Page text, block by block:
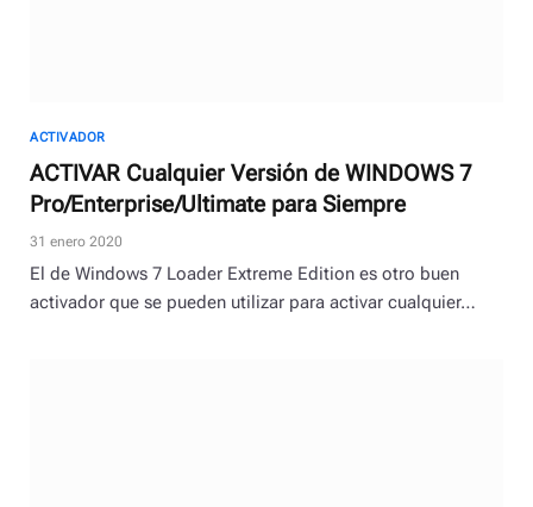
ACTIVADOR
ACTIVAR Cualquier Versión de WINDOWS 7
Pro/Enterprise/Ultimate para Siempre
31 enero 2020
El de Windows 7 Loader Extreme Edition es otro buen
activador que se pueden utilizar para activar cualquier…